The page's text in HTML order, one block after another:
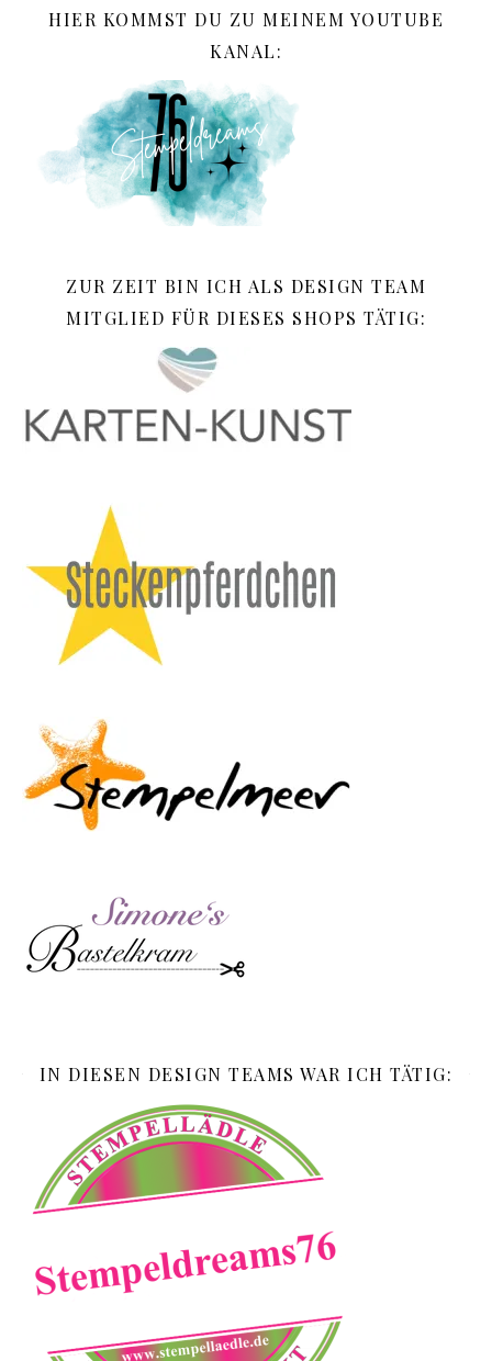
HIER KOMMST DU ZU MEINEM YOUTUBE
KANAL:
ZUR ZEIT BIN ICH ALS DESIGN TEAM
MITGLIED FÜR DIESES SHOPS TÄTIG:
IN DIESEN DESIGN TEAMS WAR ICH TÄTIG: